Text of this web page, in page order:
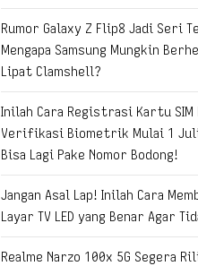
Rumor Galaxy Z Flip8 Jadi Seri
Mengapa Samsung Mungkin
Lipat Clamshell?
Inilah Cara Registrasi Kartu SIM
Verifikasi Biometrik Mulai 1 Juli
Bisa Lagi Pake Nomor Bodong!
Jangan Asal Lap! Inilah Cara
Layar TV LED yang Benar Agar
Realme Narzo 100x 5G Segera